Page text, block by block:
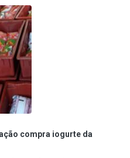
compra iogurte da